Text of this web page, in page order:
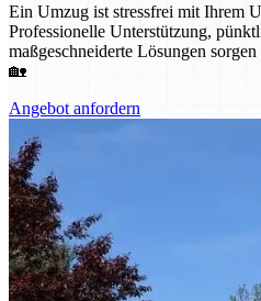
Ein Umzug ist stressfrei mit Ihrem
Professionelle Unterstützung,
maßgeschneiderte Lösungen
🏡
Angebot anfordern